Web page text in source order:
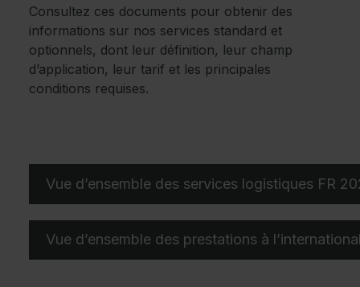
Consultez ces documents pour obtenir des
informations sur nos services standard et
optionnels, dont leur définition, leur champ
d’application, leur tarif et les principales
conditions requises.
Vue d’ensemble des services logistiques FR
Vue d’ensemble des prestations à